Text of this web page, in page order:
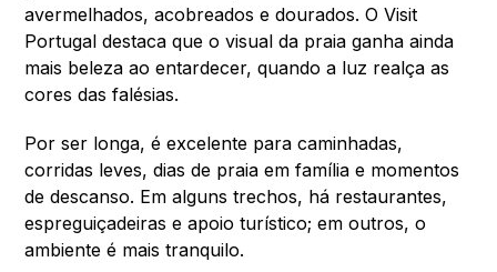
avermelhados, acobreados e dourados. O Visit
Portugal destaca que o visual da praia ganha ainda
mais beleza ao entardecer, quando a luz realça as
cores das falésias.
Por ser longa, é excelente para caminhadas,
corridas leves, dias de praia em família e momentos
de descanso. Em alguns trechos, há restaurantes,
espreguiçadeiras e apoio turístico; em outros, o
ambiente é mais tranquilo.